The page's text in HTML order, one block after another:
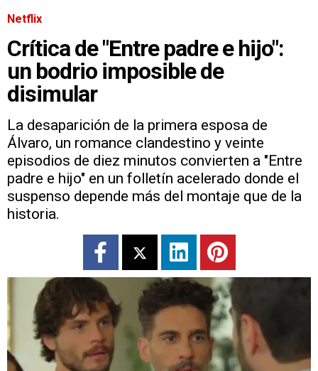
Netflix
Crítica de "Entre padre e hijo":
un bodrio imposible de
disimular
La desaparición de la primera esposa de
Álvaro, un romance clandestino y veinte
episodios de diez minutos convierten a "Entre
padre e hijo" en un folletín acelerado donde el
suspenso depende más del montaje que de la
historia.